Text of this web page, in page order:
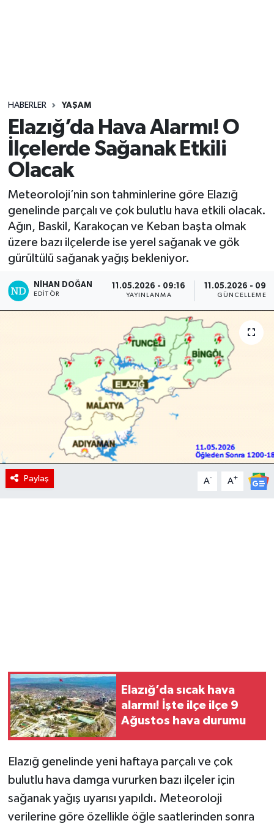
HABERLER YAŞAM
Elazığ’da Hava Alarmı! O
İlçelerde Sağanak Etkili
Olacak
Meteoroloji’nin son tahminlerine göre Elazığ
genelinde parçalı ve çok bulutlu hava etkili olacak.
Ağın, Baskil, Karakoçan ve Keban başta olmak
üzere bazı ilçelerde ise yerel sağanak ve gök
gürültülü sağanak yağış bekleniyor.
NIHAN DOĞAN
EDITÖR
11.05.2026 - 09:16
YAYINLANMA
11.05.2026 -
GÜNCELLEME
Paylaş A- A+
Elazığ’da sıcak hava
alarmı! İşte ilçe ilçe 9
Ağustos hava durumu
Elazığ genelinde yeni haftaya parçalı ve çok
bulutlu hava damga vururken bazı ilçeler için
sağanak yağış uyarısı yapıldı. Meteoroloji
verilerine göre özellikle öğle saatlerinden sonra
Yaşam